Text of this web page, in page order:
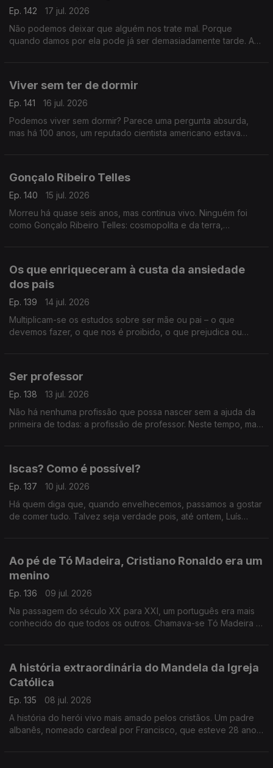
Ep. 142
17 jul. 2026
Não podemos deixar que alguém nos trate mal. Porque
quando damos por ela pode já ser demasiadamente tarde. A
Viver sem ter de dormir
Ep. 141
16 jul. 2026
Podemos viver sem dormir? Parece uma pergunta absurda,
mas há 100 anos, um reputado cientista americano estava
Gonçalo Ribeiro Telles
Ep. 140
15 jul. 2026
Morreu há quase seis anos, mas continua vivo. Ninguém foi
como Gonçalo Ribeiro Telles: cosmopolita e da terra,
Os que enriqueceram à custa da ansiedade
dos pais
Ep. 139
14 jul. 2026
Multiplicam-se os estudos sobre ser mãe ou pai – o que
devemos fazer, o que nos é proibido, o que prejudica ou
Ser professor
Ep. 138
13 jul. 2026
Não há nenhuma profissão que possa nascer sem a ajuda da
primeira de todas: a profissão de professor. Neste tempo, mais
Iscas? Como é possível?
Ep. 137
10 jul. 2026
Há quem diga que, quando envelhecemos, passamos a gostar
de comer tudo. Talvez seja verdade pois, até ontem, Luís
Ao pé de Tó Madeira, Cristiano Ronaldo era um
menino
Ep. 136
09 jul. 2026
Na passagem do século XX para XXI, um português era mais
conhecido do que todos os outros. Chamava-se Tó Madeira e
A história extraordinária do Mandela da Igreja
Católica
Ep. 135
08 jul. 2026
A história do herói vivo mais amado pelos cristãos. Um padre
albanês, nomeado cardeal por Francisco, que esteve 28 anos